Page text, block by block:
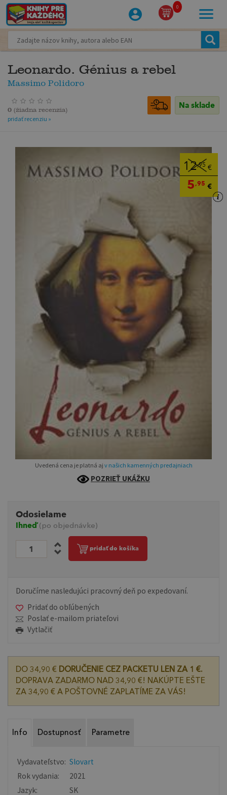
0
Leonardo. Génius a rebel
Massimo Polidoro
Na sklade
0 (žiadna recenzia)
pridať recenziu »
12,95 €
5,95 €
Uvedená cena je platná aj v našich kamenných predajniach
POZRIEŤ UKÁŽKU
Odosielame
Ihneď(po objednávke)
pridať do košíka
Doručíme nasledujúci pracovný deň po expedovaní.
Pridať do obľúbených
Poslať e-mailom priateľovi
Vytlačiť
DO 34,90 € DORUČENIE CEZ PACKETU LEN ZA 1 €.
DOPRAVA ZADARMO NAD 34,90 €! NAKÚPTE EŠTE
ZA 34,90 € A POŠTOVNÉ ZAPLATÍME ZA VÁS!
Info Dostupnosť Parametre
Vydavateľstvo: Slovart
Rok vydania:
2021
Jazyk:
SK